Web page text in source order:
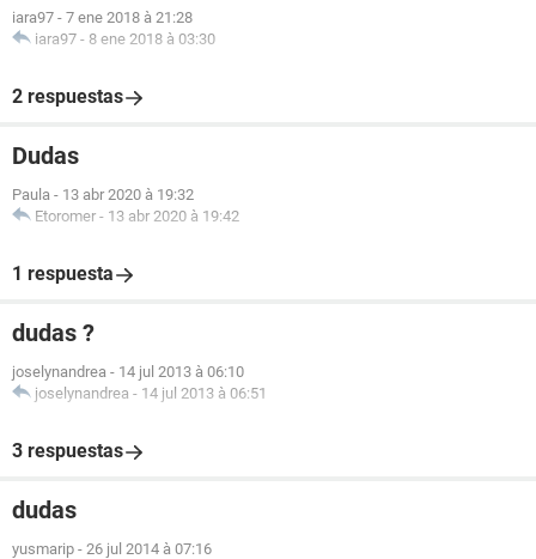
iara97 - 7 ene 2018 à 21:28
iara97 - 8 ene 2018 à 03:30
2 respuestas
Dudas
Paula - 13 abr 2020 à 19:32
Etoromer - 13 abr 2020 à 19:42
1 respuesta
dudas ?
joselynandrea - 14 jul 2013 à 06:10
joselynandrea - 14 jul 2013 à 06:51
3 respuestas
dudas
yusmarip - 26 jul 2014 à 07:16